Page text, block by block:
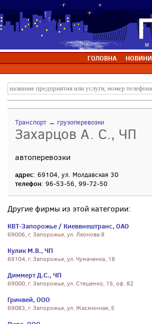
ГОЛОВНА НОВИНИ
Транспорт → грузоперевозки
Захарцов А. С., ЧП
автоперевозки
адрес: 69104, ул. Молдавская 30
телефон: 96-53-56, 99-72-50
Другие фирмы из этой категории:
КВТ-Запорожье / Киеввнештранс, ОАО
69006, г. Запорожье, ул. Леонова 8
Кулик М.В., ЧП
69104, г. Запорожье, ул. Чумаченка, 18
Диммерт Д.С., ЧП
69000, г. Запорожье, ул. Стешенко, 15, оф. 82
Гринвей, ООО
69083, г. Запорожье, ул. Жасминная, 5